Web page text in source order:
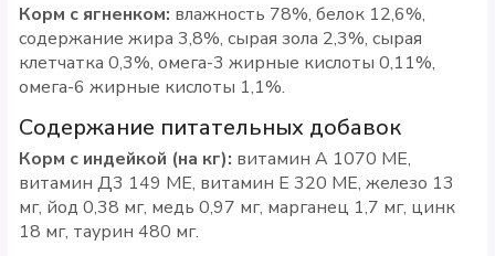
Корм с ягненком: влажность 78%, белок 12,6%,
содержание жира 3,8%, сырая зола 2,3%, сырая
клетчатка 0,3%, омега-3 жирные кислоты 0,11%,
омега-6 жирные кислоты 1,1%.
Содержание питательных добавок
Корм с индейкой (на кг): витамин А 1070 МЕ,
витамин Д3 149 МЕ, витамин Е 320 МЕ, железо 13
мг, йод 0,38 мг, медь 0,97 мг, марганец 1,7 мг, цинк
18 мг, таурин 480 мг.